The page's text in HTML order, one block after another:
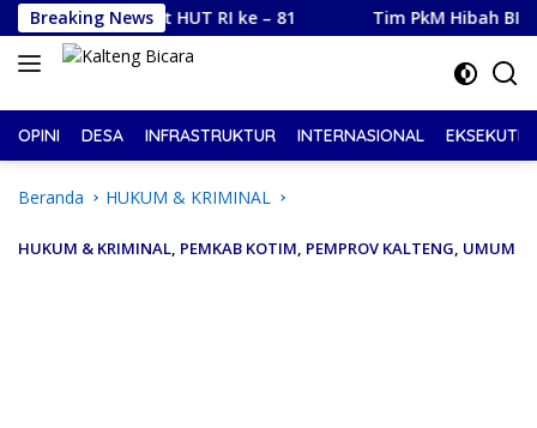
Langsung
ke
konten
Breaking News
Sambut HUT RI ke – 81 Tim PkM Hibah BIMA
OPINI DESA INFRASTRUKTUR INTERNASIONAL EKSEKUTIF
Beranda HUKUM & KRIMINAL
HUKUM & KRIMINAL, PEMKAB KOTIM, PEMPROV KALTENG, UMUM